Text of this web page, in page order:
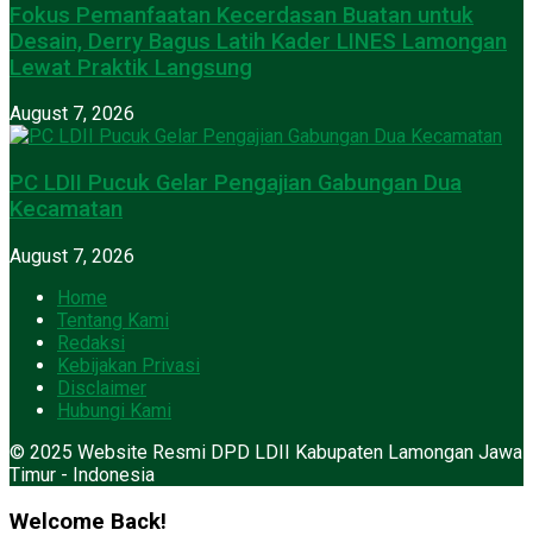
Fokus Pemanfaatan Kecerdasan Buatan untuk
Desain, Derry Bagus Latih Kader LINES Lamongan
Lewat Praktik Langsung
August 7, 2026
PC LDII Pucuk Gelar Pengajian Gabungan Dua
Kecamatan
August 7, 2026
Home
Tentang Kami
Redaksi
Kebijakan Privasi
Disclaimer
Hubungi Kami
© 2025 Website Resmi DPD LDII Kabupaten Lamongan Jawa
Timur - Indonesia
Welcome Back!